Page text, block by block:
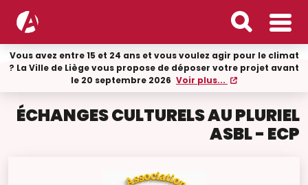
Vous avez entre 15 et 24 ans et vous voulez agir pour le climat
? La Ville de Liège vous propose de déposer votre projet avant
le 20 septembre 2026 Voir plus...
ÉCHANGES CULTURELS AU PLURIEL
ASBL - ECP